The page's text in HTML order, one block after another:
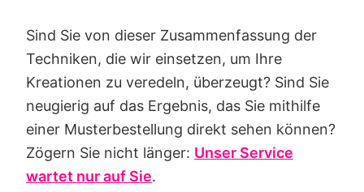
Sind Sie von dieser Zusammenfassung der
Techniken, die wir einsetzen, um Ihre
Kreationen zu veredeln, überzeugt? Sind Sie
neugierig auf das Ergebnis, das Sie mithilfe
einer Musterbestellung direkt sehen können?
Zögern Sie nicht länger: Unser Service
wartet nur auf Sie.